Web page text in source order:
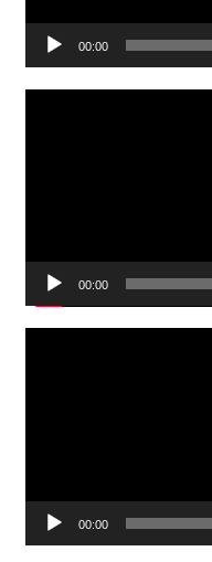
00:00
00:00
00:00